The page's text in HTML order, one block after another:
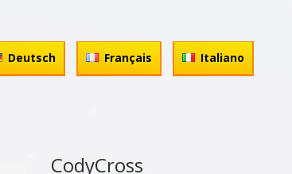
Deutsch Français Italiano
CodyCross